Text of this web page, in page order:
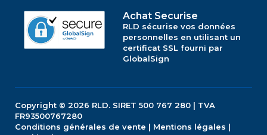
Achat Securise
RLD sécurise vos données
personnelles en utilisant un
certificat SSL fourni par
GlobalSign
Copyright © 2026 RLD. SIRET 500 767 280 | TVA
FR93500767280
Conditions générales de vente | Mentions légales |